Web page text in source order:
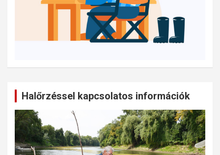
Halőrzéssel kapcsolatos információk